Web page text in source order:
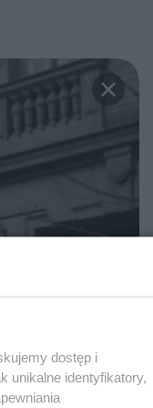
dostęp i
unikalne identyfikatory,